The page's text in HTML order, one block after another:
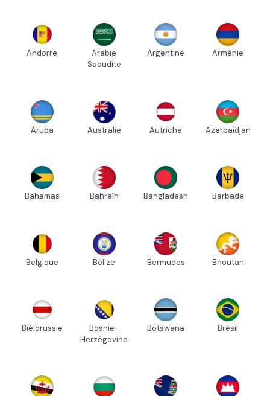
Andorre
Arabie
Saoudite
Argentine Arménie
Aruba Australie Autriche Azerbaïdjan
Bahamas Bahreïn Bangladesh Barbade
Belgique Bélize Bermudes Bhoutan
Biélorussie
Bosnie-
Herzégovine
Botswana Brésil